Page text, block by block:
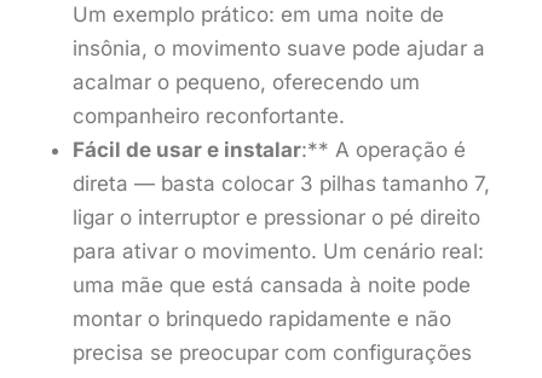
Um exemplo prático: em uma noite de
insônia, o movimento suave pode ajudar a
acalmar o pequeno, oferecendo um
companheiro reconfortante.
Fácil de usar e instalar:** A operação é
direta — basta colocar 3 pilhas tamanho 7,
ligar o interruptor e pressionar o pé direito
para ativar o movimento. Um cenário real:
uma mãe que está cansada à noite pode
montar o brinquedo rapidamente e não
precisa se preocupar com configurações